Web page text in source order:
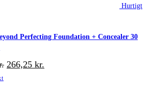
Hurtigt
Perfecting Foundation + Concealer 30
Den
oprindelige
266,25 kr.
aktuelle